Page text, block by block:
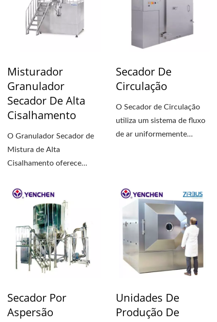
Misturador
Granulador
Secador De Alta
Cisalhamento
O Granulador Secador de
Mistura de Alta
Cisalhamento oferece
incluindo...
Secador De
Circulação
O Secador de Circulação
utiliza um sistema de fluxo
de ar uniformemente
Secador Por
Aspersão
Unidades De
Produção De